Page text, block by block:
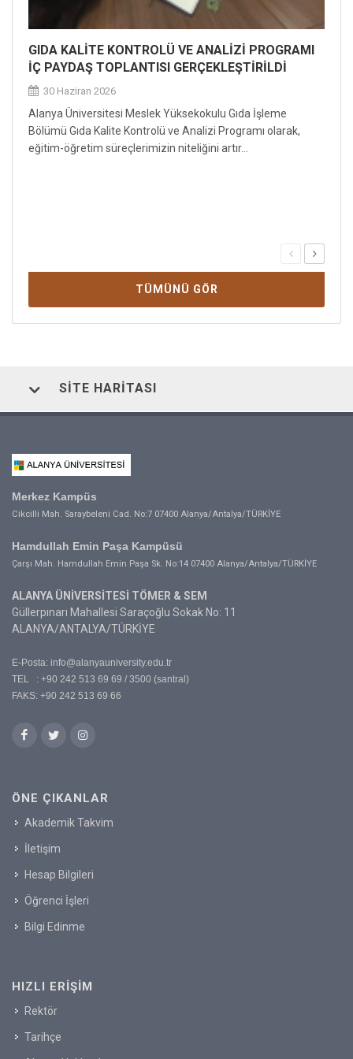
GIDA KALİTE KONTROLÜ VE ANALİZİ PROGRAMI
İÇ PAYDAŞ TOPLANTISI GERÇEKLEŞTİRİLDİ
30 Haziran 2026
Alanya Üniversitesi Meslek Yüksekokulu Gıda İşleme
Bölümü Gıda Kalite Kontrolü ve Analizi Programı olarak,
eğitim-öğretim süreçlerimizin niteliğini artır...
TÜMÜNÜ GÖR
SITE HARITASI
Merkez Kampüs
Cikcilli Mah. Saraybeleni Cad. No:7 07400 Alanya/Antalya/TÜRKİYE
Hamdullah Emin Paşa Kampüsü
Çarşı Mah. Hamdullah Emin Paşa Sk. No:14 07400 Alanya/Antalya/TÜRKİYE
ALANYA ÜNİVERSİTESİ TÖMER & SEM
Güllerpınarı Mahallesi Saraçoğlu Sokak No: 11
ALANYA/ANTALYA/TÜRKİYE
E-Posta: info@alanyauniversity.edu.tr
TEL : +90 242 513 69 69 / 3500 (santral)
FAKS: +90 242 513 69 66
ÖNE ÇIKANLAR
Akademik Takvim
İletişim
Hesap Bilgileri
Öğrenci İşleri
Bilgi Edinme
HIZLI ERIŞIM
Rektör
Tarihçe